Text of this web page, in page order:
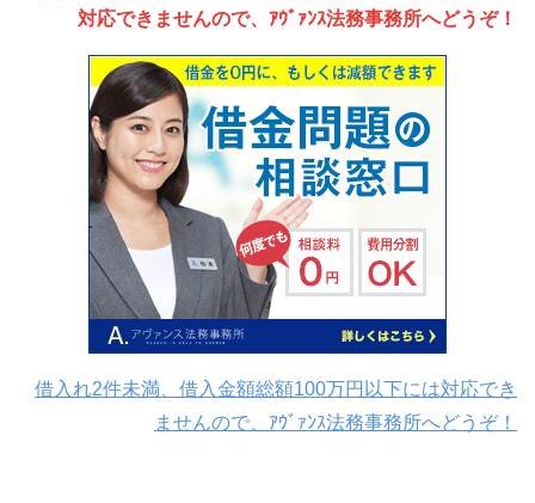
対応できませんので、ｱｳﾞｧﾝｽ法務事務所へどうぞ！
借入れ2件未満、借入金額総額100万円以下には対応でき
ませんので、ｱｳﾞｧﾝｽ法務事務所へどうぞ！